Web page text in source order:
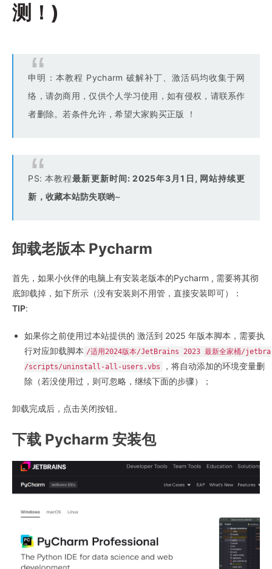
测！)
申明：本教程 Pycharm 破解补丁、激活码均收集于网
络，请勿商用，仅供个人学习使用，如有侵权，请联系作
者删除。若条件允许，希望大家购买正版 ！
PS: 本教程最新更新时间: 2025年3月1日, 网站持续更
新，收藏本站防失联哟~
卸载老版本 Pycharm
首先，如果小伙伴的电脑上有安装老版本的Pycharm , 需要将其彻
底卸载掉，如下所示（没有安装则不用管，直接安装即可）：
TIP:
如果你之前使用过本站提供的 激活到 2025 年版本脚本，需要执
行对应卸载脚本 /适用2024版本/JetBrains 2023 最新全家桶/jetbra
/scripts/uninstall-all-users.vbs
，将自动添加的环境变量删
除（若没使用过，则可忽略，继续下面的步骤）；
卸载完成后，点击关闭按钮。
下载 Pycharm 安装包